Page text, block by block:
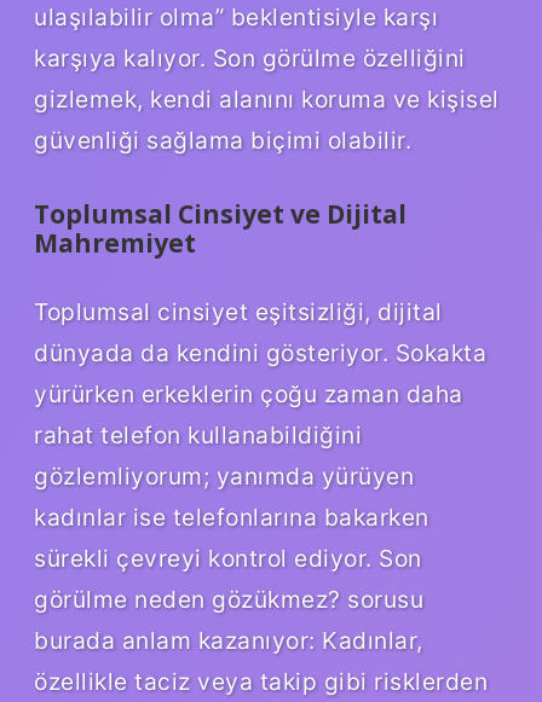
ulaşılabilir olma” beklentisiyle karşı
karşıya kalıyor. Son görülme özelliğini
gizlemek, kendi alanını koruma ve kişisel
güvenliği sağlama biçimi olabilir.
Toplumsal Cinsiyet ve Dijital
Mahremiyet
Toplumsal cinsiyet eşitsizliği, dijital
dünyada da kendini gösteriyor. Sokakta
yürürken erkeklerin çoğu zaman daha
rahat telefon kullanabildiğini
gözlemliyorum; yanımda yürüyen
kadınlar ise telefonlarına bakarken
sürekli çevreyi kontrol ediyor. Son
görülme neden gözükmez? sorusu
burada anlam kazanıyor: Kadınlar,
özellikle taciz veya takip gibi risklerden